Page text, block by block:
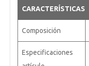
CARACTERÍSTICAS
Composición
Especificaciones